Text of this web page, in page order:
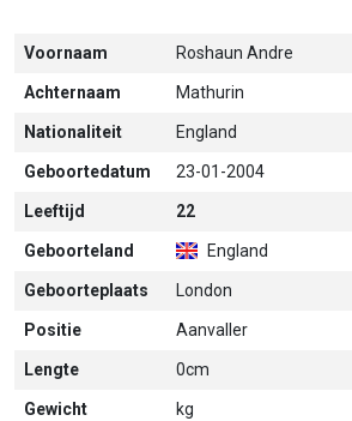
Voornaam Roshaun Andre
Achternaam Mathurin
Nationaliteit England
Geboortedatum 23-01-2004
Leeftijd 22
Geboorteland England
Geboorteplaats London
Positie Aanvaller
Lengte 0cm
Gewicht kg